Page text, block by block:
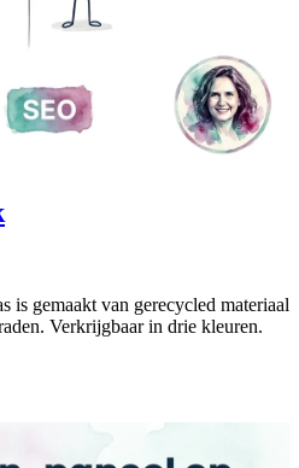
is gemaakt van gerecycled materiaal
Verkrijgbaar in drie kleuren.